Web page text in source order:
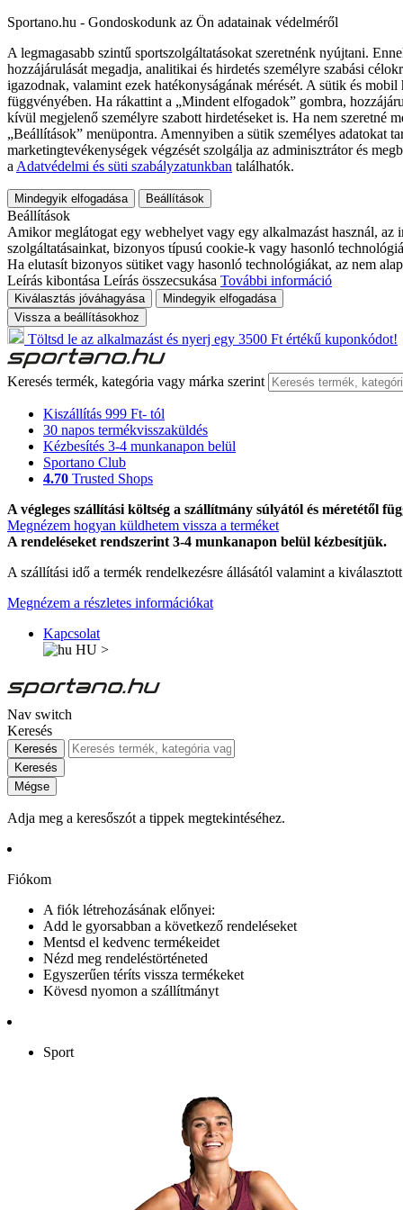
Sportano.hu - Gondoskodunk az Ön adatainak védelméről
A legmagasabb szintű sportszolgáltatásokat szeretnénk nyújtani.
hozzájárulását megadja, analitikai és hirdetés személyre szabási
igazodnak, valamint ezek hatékonyságának mérését. A sütik és
függvényében. Ha rákattint a „Mindent elfogadok” gombra,
kívül megjelenő személyre szabott hirdetéseket is. Ha nem szeretné
„Beállítások” menüpontra. Amennyiben a sütik személyes adatokat
marketingtevékenységek végzését szolgálja az adminisztrátor és
a Adatvédelmi és süti szabályzatunkban találhatók.
Mindegyik elfogadása Beállítások
Beállítások
Amikor meglátogat egy webhelyet vagy egy alkalmazást használ,
szolgáltatásainkat, bizonyos típusú cookie-k vagy hasonló
Ha elutasít bizonyos sütiket vagy hasonló technológiákat, az nem
Leírás kibontása Leírás összecsukása További információ
Kiválasztás jóváhagyása
Mindegyik elfogadása
Vissza a beállításokhoz
Töltsd le az alkalmazást és nyerj egy 3500 Ft értékű kuponkódot!
Keresés termék, kategória vagy márka szerint
Kiszállítás 999 Ft- tól
30 napos termékvisszaküldés
Kézbesítés 3-4 munkanapon belül
Sportano Club
4.70 Trusted Shops
A végleges szállítási költség a szállítmány súlyától és méretétől
Megnézem hogyan küldhetem vissza a terméket
A rendeléseket rendszerint 3-4 munkanapon belül kézbesítjük.
A szállítási idő a termék rendelkezésre állásától valamint a
Megnézem a részletes információkat
Kapcsolat
HU >
Nav switch
Keresés
Keresés
Keresés
Mégse
Adja meg a keresőszót a tippek megtekintéséhez.
Fiókom
A fiók létrehozásának előnyei:
Add le gyorsabban a következő rendeléseket
Mentsd el kedvenc termékeidet
Nézd meg rendeléstörténeted
Egyszerűen téríts vissza termékeket
Kövesd nyomon a szállítmányt
Sport